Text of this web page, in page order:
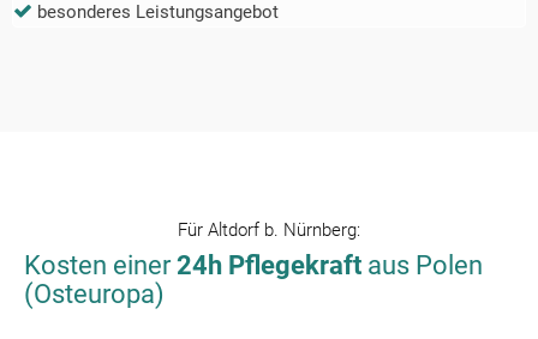
besonderes Leistungsangebot
Für Altdorf b. Nürnberg:
Kosten einer24h Pflegekraft aus Polen
(Osteuropa)